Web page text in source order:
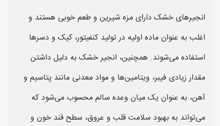
انجیرهای خشک دارای مزه شیرین و طعم خوبی هستند و
اغلب به عنوان ماده اولیه در تولید کنفیتور، کیک و دسرها
استفاده می‌شوند. همچنین، انجیر خشک به دلیل داشتن
مقدار زیادی فیبر، ویتامین‌ها و مواد معدنی مانند پتاسیم و
آهن، به عنوان یک میان وعده سالم محسوب می‌شود که
می‌تواند به بهبود سلامت قلب و عروق، سطح قند خون و